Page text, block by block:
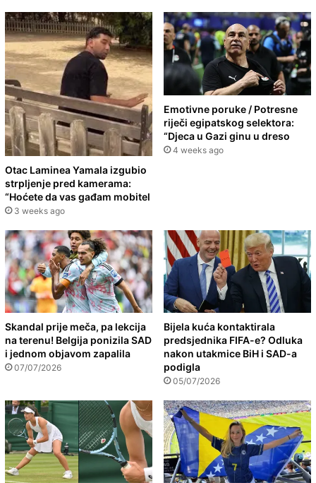
Otac Laminea Yamala izgubio
strpljenje pred kamerama:
“Hoćete da vas gađam mobitel
3 weeks ago
Emotivne poruke / Potresne
riječi egipatskog selektora:
“Djeca u Gazi ginu u dreso
4 weeks ago
Skandal prije meča, pa lekcija
na terenu! Belgija ponizila SAD
i jednom objavom zapalila
07/07/2026
Bijela kuća kontaktirala
predsjednika FIFA-e? Odluka
nakon utakmice BiH i SAD-a
podigla
05/07/2026